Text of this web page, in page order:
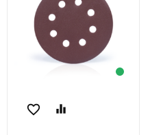
favorite_border equalizer